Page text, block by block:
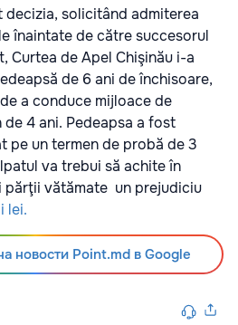
solicitând admiterea
înaintate de către succesorul
Curtea de Apel Chişinău i-a
de 6 ani de închisoare,
a conduce mijloace de
4 ani. Pedeapsa a fost
pe un termen de probă de 3
va trebui să achite în
părţii vătămate un prejudiciu
lei.
новости Point.md в Google